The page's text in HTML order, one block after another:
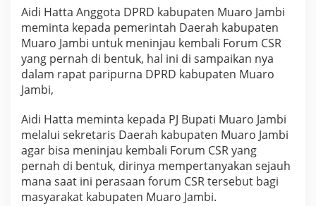
a
P
j
B
u
p
U
n
t
k
T
i
Aidi Hatta Anggota DPRD kabupaten Muaro Jambi
meminta kepada pemerintah Daerah kabupaten
Muaro Jambi untuk meninjau kembali Forum CSR
yang pernah di bentuk, hal ini di sampaikan nya
dalam rapat paripurna DPRD kabupaten Muaro
Jambi,
Aidi Hatta meminta kepada PJ Bupati Muaro Jambi
melalui sekretaris Daerah kabupaten Muaro Jambi
agar bisa meninjau kembali Forum CSR yang
pernah di bentuk, dirinya mempertanyakan sejauh
mana saat ini perasaan forum CSR tersebut bagi
masyarakat kabupaten Muaro Jambi.